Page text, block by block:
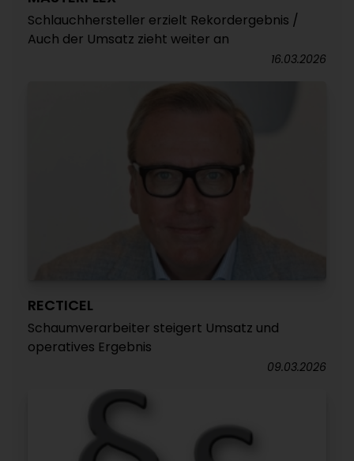
Schlauchhersteller erzielt Rekordergebnis /
Auch der Umsatz zieht weiter an
16.03.2026
RECTICEL
Schaumverarbeiter steigert Umsatz und
operatives Ergebnis
09.03.2026